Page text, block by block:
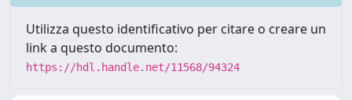
Utilizza questo identificativo per citare o creare un
link a questo documento:
https://hdl.handle.net/11568/94324